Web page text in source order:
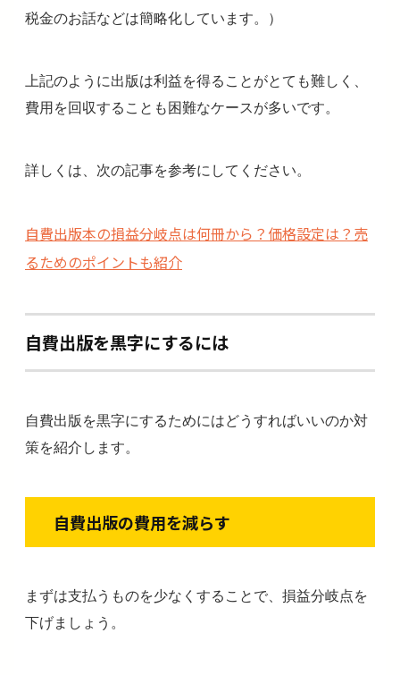
税金のお話などは簡略化しています。）
上記のように出版は利益を得ることがとても難しく、
費用を回収することも困難なケースが多いです。
詳しくは、次の記事を参考にしてください。
自費出版本の損益分岐点は何冊から？価格設定は？売
るためのポイントも紹介
自費出版を黒字にするには
自費出版を黒字にするためにはどうすればいいのか対
策を紹介します。
自費出版の費用を減らす
まずは支払うものを少なくすることで、損益分岐点を
下げましょう。